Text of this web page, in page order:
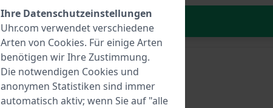
In den Warenkorb
Ihre Datenschutzeinstellungen
Uhr.com verwendet verschiedene
Arten von Cookies. Für einige Arten
benötigen wir Ihre Zustimmung.
Die notwendigen Cookies und
anonymen Statistiken sind immer
automatisch aktiv; wenn Sie auf "alle